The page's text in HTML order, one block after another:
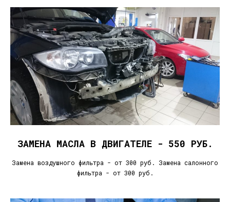
ЗАМЕНА МАСЛА В ДВИГАТЕЛЕ - 550 РУБ.
Замена воздушного фильтра - от 300 руб. Замена салонного
фильтра - от 300 руб.